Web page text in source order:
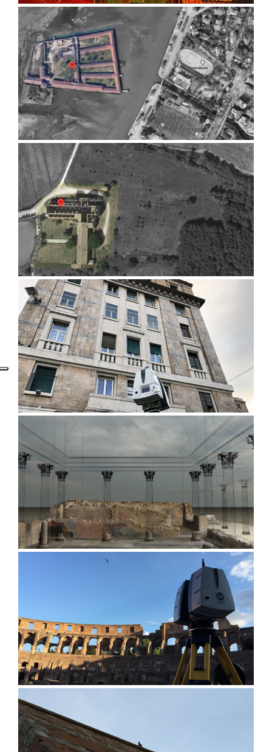
Santa Maria del Fiore, Firenze
Isola Lazzaretto Vecchio, Venezia
Abbazia di San Galgano, Chiusdino
(SI)
Questura di Genova
Villa romana di Valdonega, Verona